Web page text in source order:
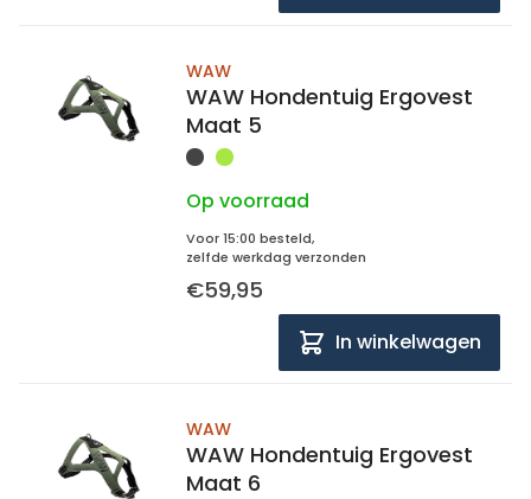
WAW
WAW Hondentuig Ergovest
Maat 5
Op voorraad
Voor 15:00 besteld,
zelfde werkdag verzonden
€59,95
In winkelwagen
WAW
WAW Hondentuig Ergovest
Maat 6